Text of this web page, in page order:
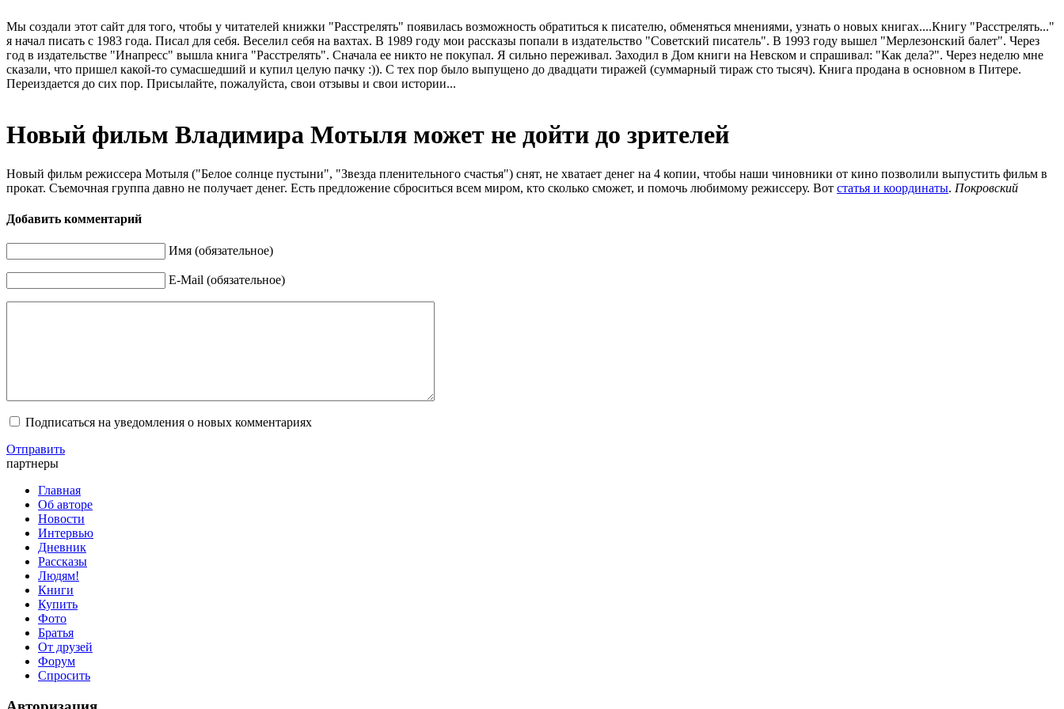
Мы создали этот сайт для того, чтобы у читателей книжки "Расстрелять" появилась возможность обратиться к писателю, обменяться мнениями, узнать о новых книгах....Книгу "Расстрелять..."
я начал писать с 1983 года. Писал для себя. Веселил себя на вахтах. В 1989 году мои рассказы попали в издательство "Советский писатель". В 1993 году вышел "Мерлезонский балет". Через
год в издательстве "Инапресс" вышла книга "Расстрелять". Сначала ее никто не покупал. Я сильно переживал. Заходил в Дом книги на Невском и спрашивал: "Как дела?". Через неделю мне
сказали, что пришел какой-то сумасшедший и купил целую пачку :)). С тех пор было выпущено до двадцати тиражей (суммарный тираж сто тысяч). Книга продана в основном в Питере.
Переиздается до сих пор. Присылайте, пожалуйста, свои отзывы и свои истории...
Новый фильм Владимира Мотыля может не дойти до зрителей
Новый фильм режиссера Мотыля ("Белое солнце пустыни", "Звезда пленительного счастья") снят, не хватает денег на 4 копии, чтобы наши чиновники от кино позволили выпустить фильм в
прокат. Съемочная группа давно не получает денег. Есть предложение сброситься всем миром, кто сколько сможет, и помочь любимому режиссеру. Вот статья и координаты. Покровский
Добавить комментарий
Имя (обязательное)
E-Mail (обязательное)
Подписаться на уведомления о новых комментариях
Отправить
партнеры
Главная
Об авторе
Новости
Интервью
Дневник
Рассказы
Людям!
Книги
Купить
Фото
Братья
От друзей
Форум
Спросить